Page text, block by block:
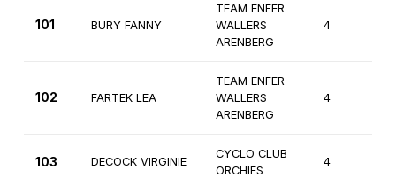
101 BURY FANNY
TEAM ENFER
WALLERS
ARENBERG
4
102 FARTEK LEA
TEAM ENFER
WALLERS
ARENBERG
4
103 DECOCK VIRGINIE
CYCLO CLUB
ORCHIES
4